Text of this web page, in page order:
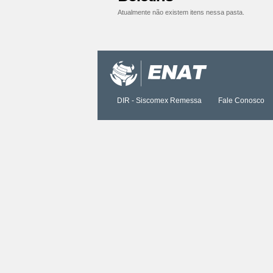
Atualmente não existem itens nessa pasta.
documento
DIR - Siscomex Remessa Fale Conosco